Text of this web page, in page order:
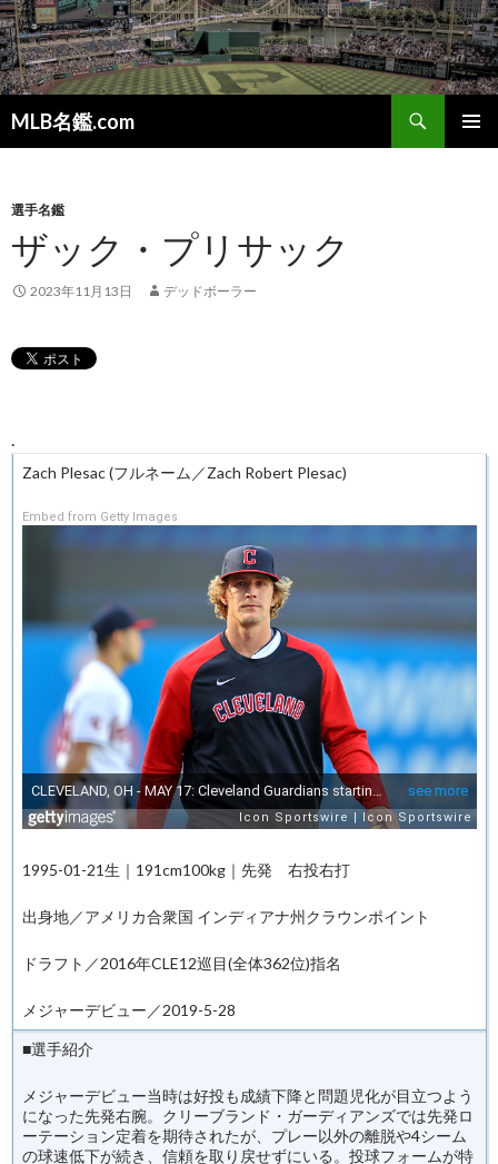
MLB名鑑.com
索
ン
ツ
へ
キ
プ
選手名鑑
ザック・プリサック
2023年11月13日 デッドボーラー
.
Zach Plesac (フルネーム／Zach Robert Plesac)
Embed from Getty Images
1995-01-21生｜191cm100kg｜先発 右投右打
出身地／アメリカ合衆国 インディアナ州クラウンポイント
ドラフト／2016年CLE12巡目(全体362位)指名
メジャーデビュー／2019-5-28
■選手紹介
メジャーデビュー当時は好投も成績下降と問題児化が目立つよう
になった先発右腕。クリーブランド・ガーディアンズでは先発ロ
ーテーション定着を期待されたが、プレー以外の離脱や4シーム
の球速低下が続き、信頼を取り戻せずにいる。投球フォームが特